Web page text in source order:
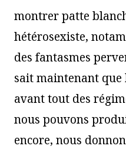
montrer patte
hétérosexiste,
des fantasmes
sait maintenant que
avant tout des
nous pouvons
encore, nous